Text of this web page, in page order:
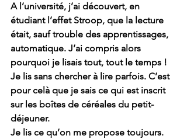
A l’université, j’ai découvert, en
étudiant l’effet Stroop, que la lecture
était, sauf trouble des apprentissages,
automatique. J’ai compris alors
pourquoi je lisais tout, tout le temps !
Je lis sans chercher à lire parfois. C’est
pour celà que je sais ce qui est inscrit
sur les boîtes de céréales du petit-
déjeuner.
Je lis ce qu’on me propose toujours.